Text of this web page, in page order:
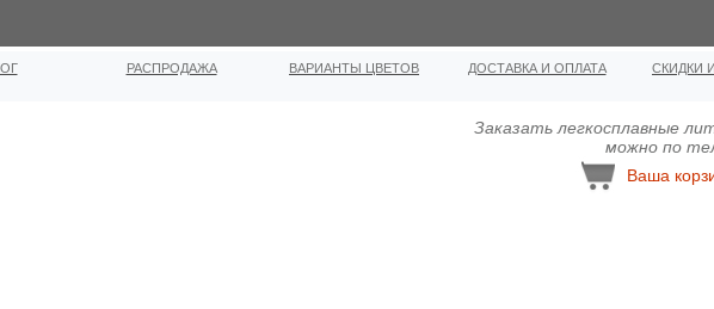
РАСПРОДАЖА ВАРИАНТЫ ЦВЕТОВ ДОСТАВКА И ОПЛАТА СКИДКИ
Заказать легкосплавные
можно по
Ваша